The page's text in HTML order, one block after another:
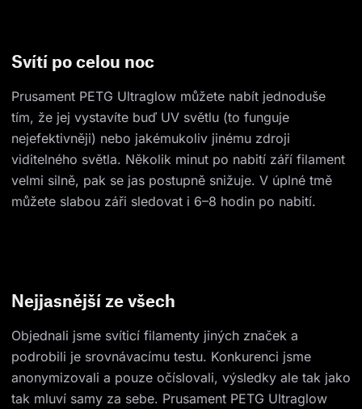
Svítí po celou noc
Prusament PETG Ultraglow můžete nabít jednoduše
tím, že jej vystavíte buď UV světlu (to funguje
nejefektivněji) nebo jakémukoliv jinému zdroji
viditelného světla. Několik minut po nabití září filament
velmi silně, pak se jas postupně snižuje. V úplné tmě
můžete slabou záři sledovat i 6–8 hodin po nabití.
Nejjasnější ze všech
Objednali jsme svíticí filamenty jiných značek a
podrobili je srovnávacímu testu. Konkurenci jsme
anonymizovali a pouze očíslovali, výsledky ale tak jako
tak mluví samy za sebe. Prusament PETG Ultraglow